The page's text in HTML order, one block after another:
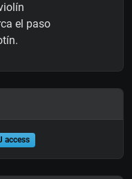
el paso
access